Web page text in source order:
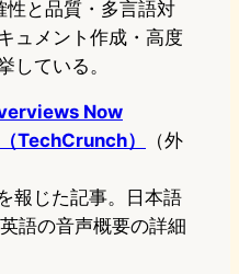
性と品質・多言語対
ュメント作成・高度
している。
Now
TechCrunch）
（外
報じた記事。日本語
語の音声概要の詳細